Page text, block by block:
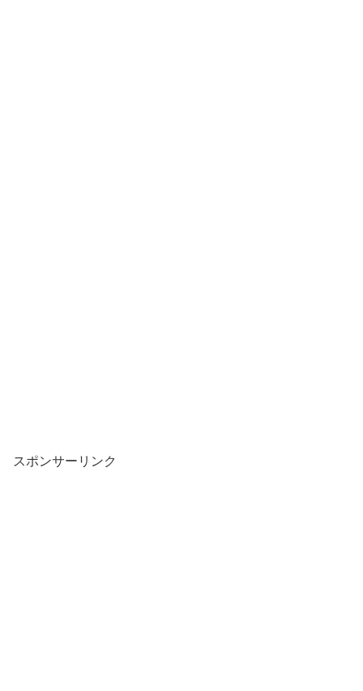
スポンサーリンク